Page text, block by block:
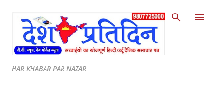
Skip to main content
HAR KHABAR PAR NAZAR